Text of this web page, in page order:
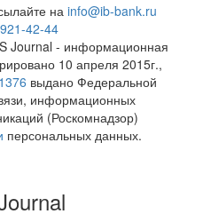
на info@ib-bank.ru
42-44
Journal - информационная
10 апреля 2015г.,
выдано Федеральной
информационных
(Роскомнадзор)
персональных данных.